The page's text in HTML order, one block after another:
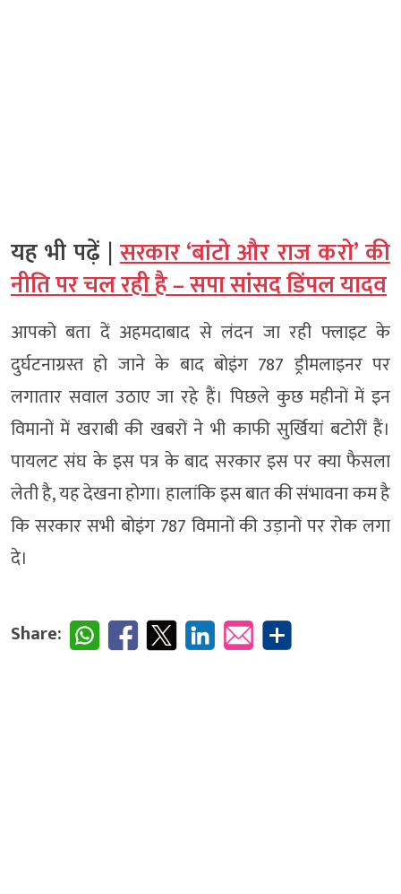
यह भी पढ़ें | सरकार ‘बांटो और राज करो’ की
नीति पर चल रही है – सपा सांसद डिंपल यादव
आपको बता दें अहमदाबाद से लंदन जा रही फ्लाइट के
दुर्घटनाग्रस्त हो जाने के बाद बोइंग 787 ड्रीमलाइनर पर
लगातार सवाल उठाए जा रहे हैं। पिछले कुछ महीनों में इन
विमानों में खराबी की खबरों ने भी काफी सुर्खियां बटोरीं हैं।
पायलट संघ के इस पत्र के बाद सरकार इस पर क्या फैसला
लेती है, यह देखना होगा। हालांकि इस बात की संभावना कम है
कि सरकार सभी बोइंग 787 विमानों की उड़ानों पर रोक लगा
दे।
Share: